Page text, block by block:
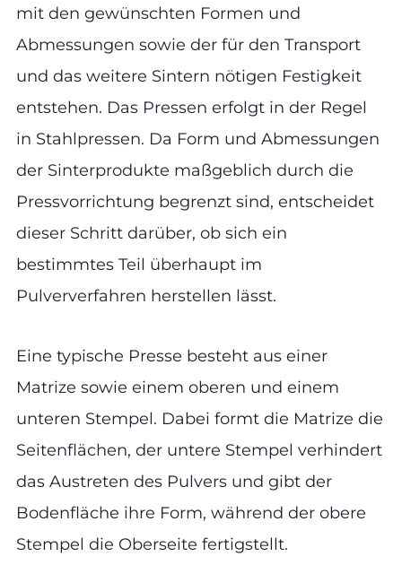
mit den gewünschten Formen und
Abmessungen sowie der für den Transport
und das weitere Sintern nötigen Festigkeit
entstehen. Das Pressen erfolgt in der Regel
in Stahlpressen. Da Form und Abmessungen
der Sinterprodukte maßgeblich durch die
Pressvorrichtung begrenzt sind, entscheidet
dieser Schritt darüber, ob sich ein
bestimmtes Teil überhaupt im
Pulververfahren herstellen lässt.
Eine typische Presse besteht aus einer
Matrize sowie einem oberen und einem
unteren Stempel. Dabei formt die Matrize die
Seitenflächen, der untere Stempel verhindert
das Austreten des Pulvers und gibt der
Bodenfläche ihre Form, während der obere
Stempel die Oberseite fertigstellt.